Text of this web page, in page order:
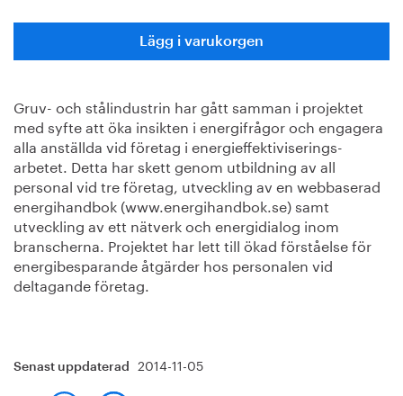
Lägg i varukorgen
Gruv- och stålindustrin har gått samman i projektet
med syfte att öka insikten i energifrågor och engagera
alla anställda vid företag i energieffektiviserings-
arbetet. Detta har skett genom utbildning av all
personal vid tre företag, utveckling av en webbaserad
energihandbok (www.energihandbok.se) samt
utveckling av ett nätverk och energidialog inom
branscherna. Projektet har lett till ökad förståelse för
energibesparande åtgärder hos personalen vid
deltagande företag.
Senast uppdaterad 2014-11-05